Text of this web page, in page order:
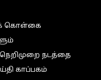
கொள்கை
நெறிமுறை நடத்தை
காப்பகம்